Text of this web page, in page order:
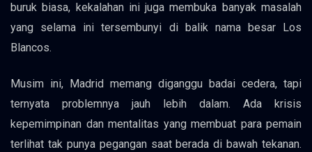
buruk biasa, kekalahan ini juga membuka banyak masalah
yang selama ini tersembunyi di balik nama besar Los
Blancos.
Musim ini, Madrid memang diganggu badai cedera, tapi
ternyata problemnya jauh lebih dalam. Ada krisis
kepemimpinan dan mentalitas yang membuat para pemain
terlihat tak punya pegangan saat berada di bawah tekanan.